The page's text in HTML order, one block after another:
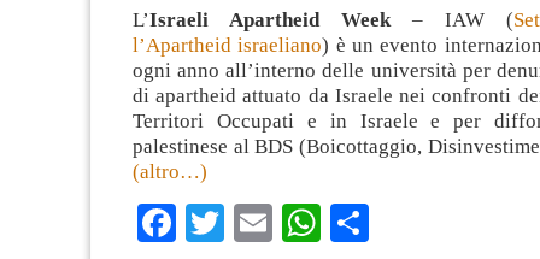
L’Israeli Apartheid Week– IAW (
l’Apartheid israeliano) è un evento
ogni anno all’interno delle università per
di apartheid attuato da Israele nei confronti
Territori Occupati e in Israele e per
palestinese al BDS (Boicottaggio,
(altro…)
Facebook
TwitterEmailWhatsApp